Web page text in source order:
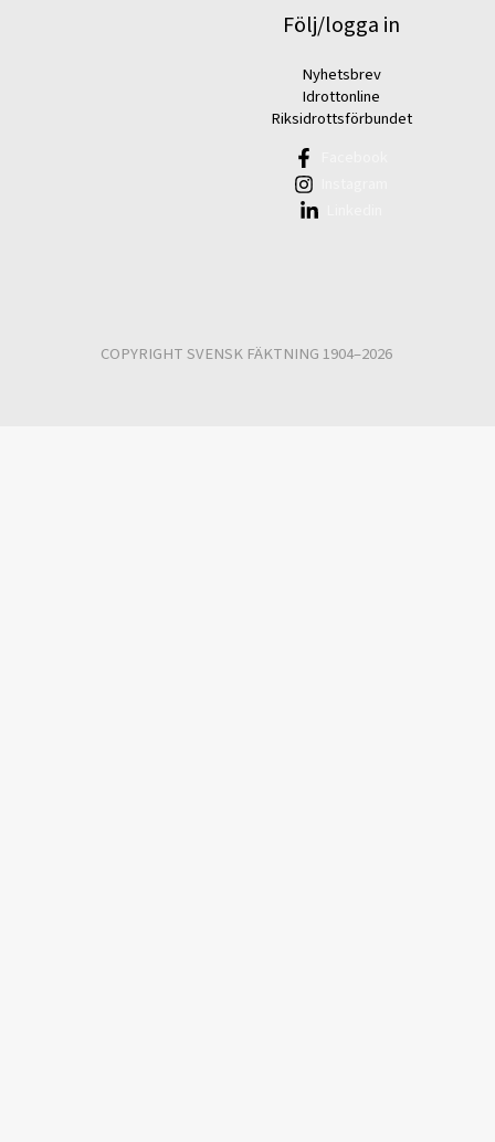
Följ/logga in
Nyhetsbrev
Idrottonline
Riksidrottsförbundet
COPYRIGHT SVENSK FÄKTNING 1904–2026